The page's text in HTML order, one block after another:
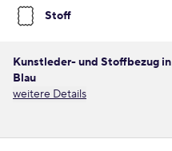
Stoff
Kunstleder- und Stoffbezug in
Blau
weitere Details